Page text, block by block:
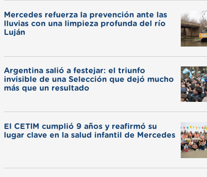
Mercedes refuerza la prevención ante las
lluvias con una limpieza profunda del río
Luján
Argentina salió a festejar: el triunfo
invisible de una Selección que dejó mucho
más que un resultado
El CETIM cumplió 9 años y reafirmó su
lugar clave en la salud infantil de Mercedes